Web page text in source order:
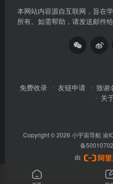
本网站内容源自互联网，旨在
所有。如需帮助，请发送邮件
免费收录 友链申请 致谢
关
Copyright © 2026 小宇宙导航 渝
备
由